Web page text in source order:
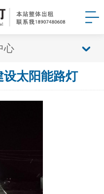
心
太阳能路灯